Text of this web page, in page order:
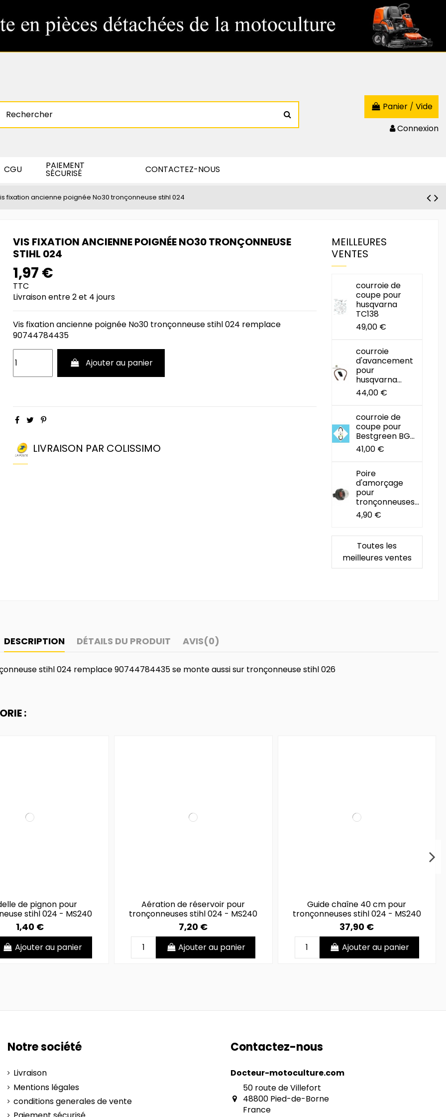
Panier / Vide
Connexion
CGU PAIEMENT
SÉCURISÉ CONTACTEZ-NOUS
fixation ancienne poignée No30 tronçonneuse stihl 024
VIS FIXATION ANCIENNE POIGNÉE NO30 TRONÇONNEUSE
STIHL 024
1,97 €
TTC
Livraison entre 2 et 4 jours
Vis fixation ancienne poignée No30 tronçonneuse stihl 024 remplace
90744784435
Ajouter au panier
LIVRAISON PAR COLISSIMO
MEILLEURES
VENTES
courroie de
coupe pour
husqvarna
TC138
49,00 €
courroie
d'avancement
pour
husqvarna...
44,00 €
courroie de
coupe pour
Bestgreen BG...
41,00 €
Poire
d'amorçage
pour
tronçonneuses...
4,90 €
Toutes les
meilleures ventes
DESCRIPTION DÉTAILS DU PRODUIT AVIS(0)
stihl 024 remplace 90744784435 se monte aussi sur tronçonneuse stihl 026
:
de pignon pour
stihl 024 - MS240
1,40 €
Ajouter au panier
Aération de réservoir pour
tronçonneuses stihl 024 - MS240
7,20 €
Ajouter au panier
Guide chaîne 40 cm pour
tronçonneuses stihl 024 - MS240
37,90 €
Ajouter au panier
Notre société
Livraison
Mentions légales
conditions generales de vente
Contactez-nous
Docteur-motoculture.com
50 route de Villefort
48800 Pied-de-Borne
France